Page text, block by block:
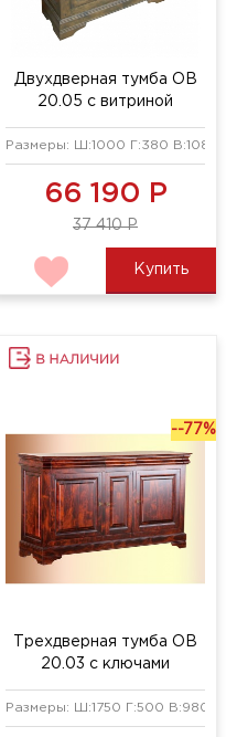
Двухдверная тумба ОВ
20.05 с витриной
Размеры: Ш:1000 Г:380 В:1080
66 190 Р
37 410 Р
Купить
--77%
Трехдверная тумба ОВ
20.03 с ключами
Размеры: Ш:1750 Г:500 В:980 мм